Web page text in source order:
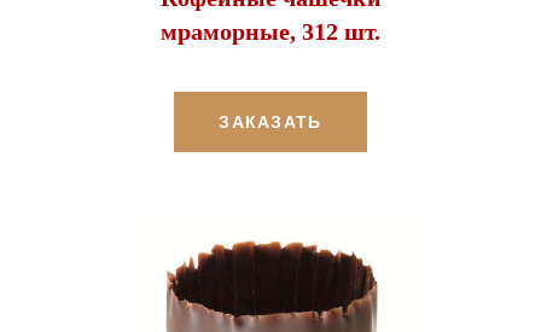
мраморные, 312 шт.
ЗАКАЗАТЬ